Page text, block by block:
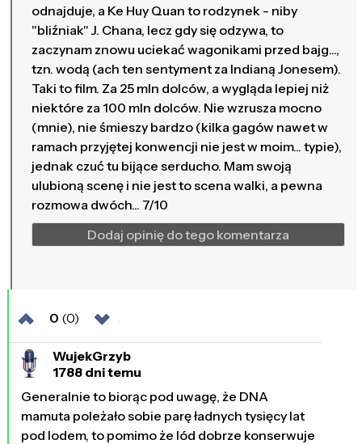
odnajduje, a Ke Huy Quan to rodzynek - niby
"bliźniak" J. Chana, lecz gdy się odzywa, to
zaczynam znowu uciekać wagonikami przed bajg...,
tzn. wodą (ach ten sentyment za Indianą Jonesem).
Taki to film. Za 25 mln dolców, a wygląda lepiej niż
niektóre za 100 mln dolców. Nie wzrusza mocno
(mnie), nie śmieszy bardzo (kilka gagów nawet w
ramach przyjętej konwencji nie jest w moim... typie),
jednak czuć tu bijące serducho. Mam swoją
ulubioną scenę i nie jest to scena walki, a pewna
rozmowa dwóch... 7/10
Dodaj opinię do tego komentarza
0 (0)
WujekGrzyb
1788 dni temu
Generalnie to biorąc pod uwagę, że DNA
mamuta poleżało sobie parę ładnych tysięcy lat
pod lodem, to pomimo że lód dobrze konserwuje